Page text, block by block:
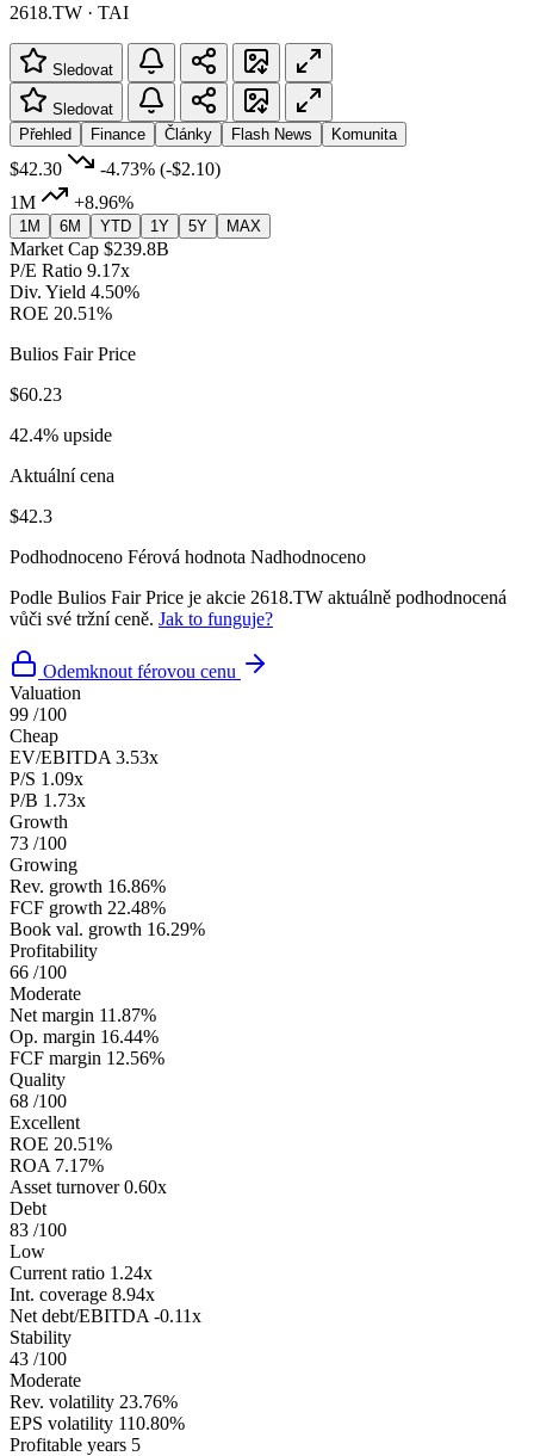
2618.TW · TAI
Sledovat
Sledovat
Přehled
Finance Články Flash News Komunita
$42.30 -4.73% (-$2.10)
1M
+8.96%
1M 6M YTD 1Y 5Y MAX
Market Cap $239.8B
P/E Ratio 9.17x
Div. Yield 4.50%
ROE 20.51%
Bulios Fair Price
$60.23
42.4% upside
Aktuální cena
$42.3
Podhodnoceno Férová hodnota Nadhodnoceno
Podle Bulios Fair Price je akcie 2618.TW aktuálně podhodnocená
vůči své tržní ceně. Jak to funguje?
Odemknout férovou cenu
Valuation
99 /100
Cheap
EV/EBITDA 3.53x
P/S 1.09x
P/B 1.73x
Growth
73 /100
Growing
Rev. growth 16.86%
FCF growth 22.48%
Book val. growth 16.29%
Profitability
66 /100
Moderate
Net margin 11.87%
Op. margin 16.44%
FCF margin 12.56%
Quality
68 /100
Excellent
ROE 20.51%
ROA 7.17%
Asset turnover 0.60x
Debt
83 /100
Low
Current ratio 1.24x
Int. coverage 8.94x
Net debt/EBITDA -0.11x
Stability
43 /100
Moderate
Rev. volatility 23.76%
EPS volatility 110.80%
Profitable years 5